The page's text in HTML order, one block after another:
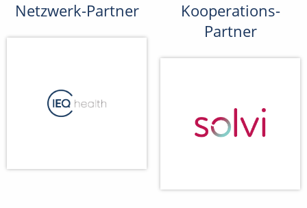
Netzwerk-Partner
Kooperations-
Partner